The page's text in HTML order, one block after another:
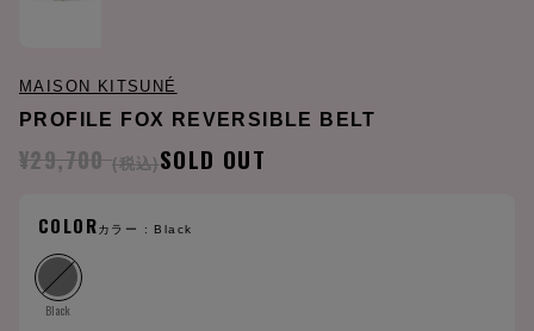
MAISON KITSUNÉ
PROFILE FOX REVERSIBLE BELT
¥29,700 (税込)SOLD OUT
COLORカラー : Black
Black